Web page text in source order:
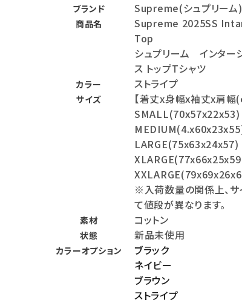
person 会員登録
ブランド Supreme(シュプリーム)
商品名
Supreme 2025SS
Top
シュプリーム インター
ス トップTシャツ
カラー ストライプ
サイズ
【着丈x身幅x袖丈x肩幅
SMALL(70x57x22x53)
LARGE(75x63x24x57)
※入荷数量の関係上、サ
て値段が異なります。
素材 コットン
状態 新品未使用
カラーオプション
ブラック
ネイビー
ブラウン
ストライプ